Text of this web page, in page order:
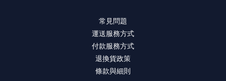
常見問題
運送服務方式
付款服務方式
退換貨政策
條款與細則